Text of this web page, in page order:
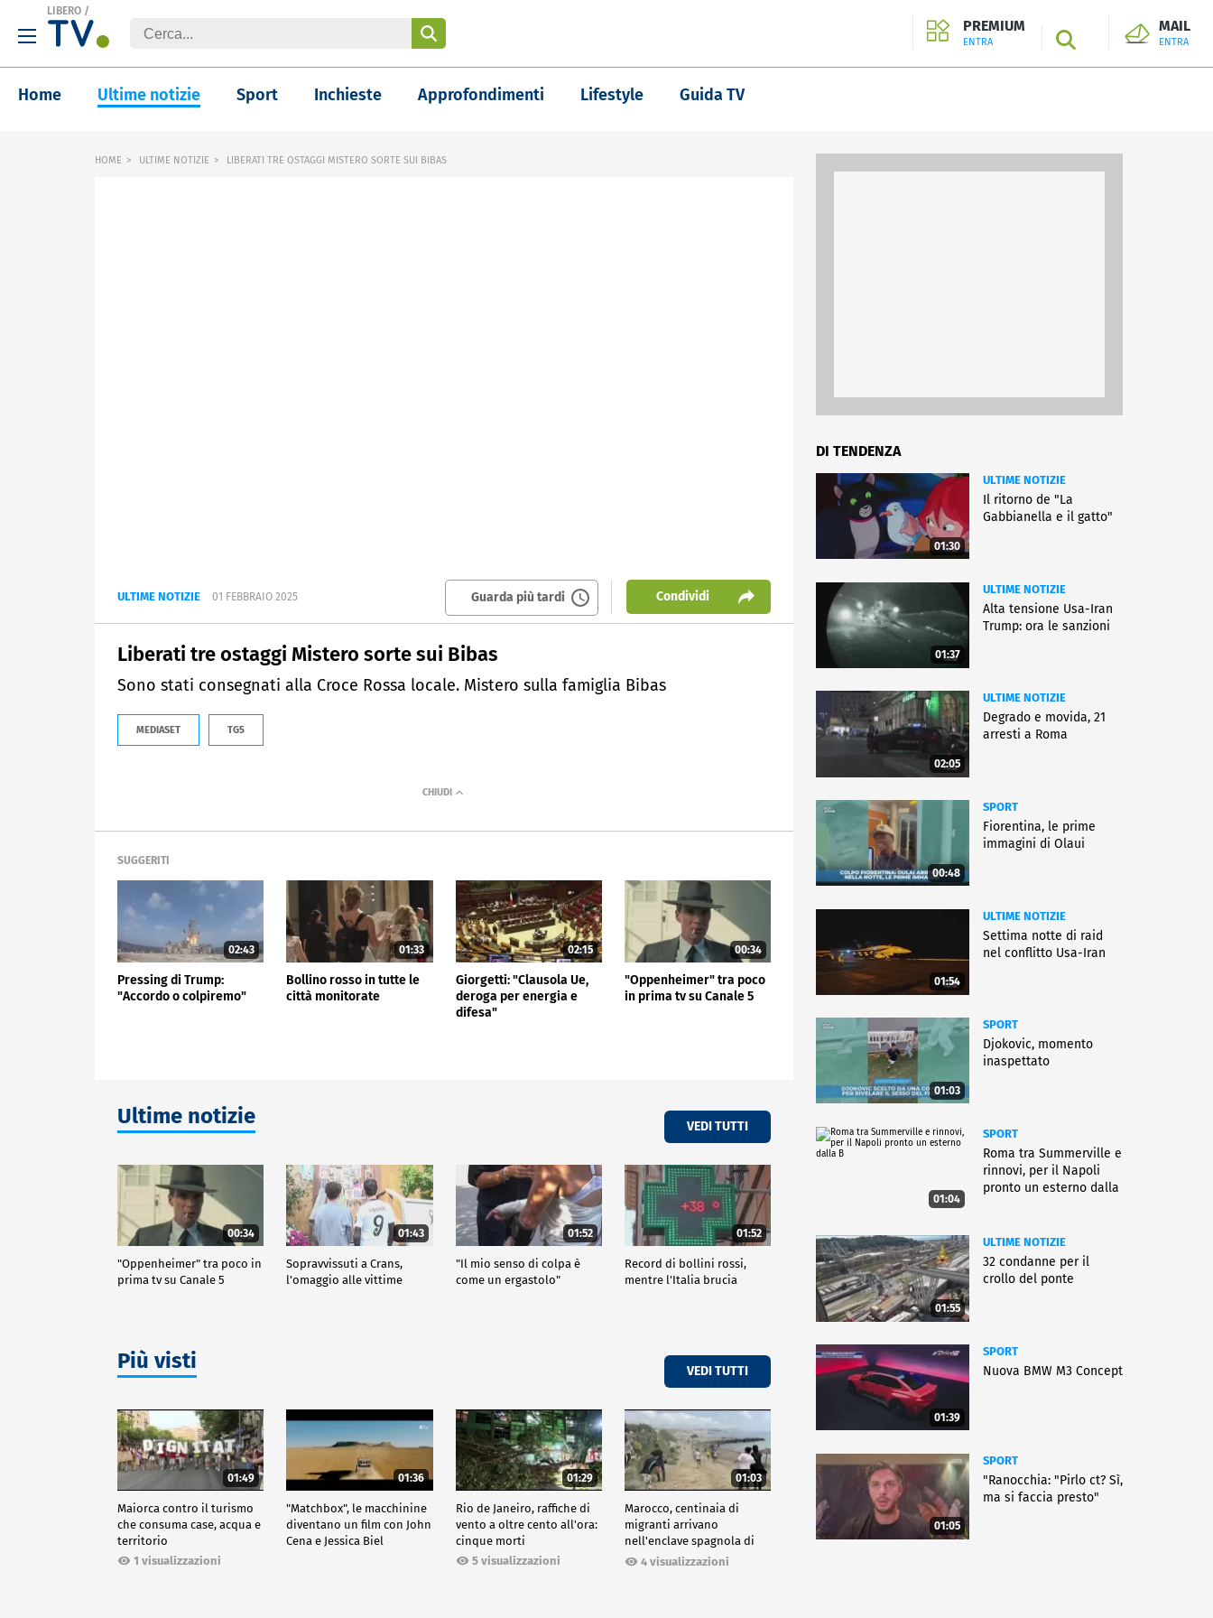
LIBERO /
PREMIUM
ENTRA SEARCH
MAIL
ENTRA
Home Ultime notizie Sport Inchieste Approfondimenti Lifestyle Guida TV
HOME ULTIME NOTIZIE LIBERATI TRE OSTAGGI MISTERO SORTE SUI BIBAS
ULTIME NOTIZIE 01 FEBBRAIO 2025 Guarda più tardi Condividi
Liberati tre ostaggi Mistero sorte sui Bibas
Sono stati consegnati alla Croce Rossa locale. Mistero sulla famiglia Bibas
MEDIASET TG5
SUGGERITI
02:43
Pressing di Trump:
"Accordo o colpiremo"
01:33
Bollino rosso in tutte le
città monitorate
02:15
Giorgetti: "Clausola Ue,
deroga per energia e
difesa"
00:34
"Oppenheimer" tra poco
in prima tv su Canale 5
Ultime notizie VEDI TUTTI
00:34
"Oppenheimer" tra poco in
prima tv su Canale 5
01:43
Sopravvissuti a Crans,
l'omaggio alle vittime
01:52
"Il mio senso di colpa è
come un ergastolo"
01:52
Record di bollini rossi,
mentre l'Italia brucia
Più visti VEDI TUTTI
01:49
Maiorca contro il turismo
che consuma case, acqua e
territorio
1 visualizzazioni
01:36
"Matchbox", le macchinine
diventano un film con John
Cena e Jessica Biel
01:29
Rio de Janeiro, raffiche di
vento a oltre cento all'ora:
cinque morti
5 visualizzazioni
01:03
Marocco, centinaia di
migranti arrivano
nell'enclave spagnola di
Ceuta4 visualizzazioni
DI TENDENZA
01:30
ULTIME NOTIZIE
Il ritorno de "La
Gabbianella e il gatto"
01:37
ULTIME NOTIZIE
Alta tensione Usa-Iran
Trump: ora le sanzioni
02:05
ULTIME NOTIZIE
Degrado e movida, 21
arresti a Roma
00:48
SPORT
Fiorentina, le prime
immagini di Olaui
01:54
ULTIME NOTIZIE
Settima notte di raid
nel conflitto Usa-Iran
01:03
SPORT
Djokovic, momento
inaspettato
01:04
SPORT
Roma tra Summerville e
rinnovi, per il Napoli
pronto un esterno dalla
01:55
ULTIME NOTIZIE
32 condanne per il
crollo del ponte
01:39
SPORT
Nuova BMW M3 Concept
01:05
SPORT
"Ranocchia: "Pirlo ct? Sì,
ma si faccia presto"